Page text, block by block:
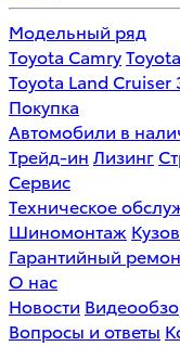
Модельный ряд
Toyota Camry
Toyota Land Cruiser
Покупка
Автомобили в
Трейд-ин Лизинг
Сервис
Техническое
Шиномонтаж
Гарантийный
О нас
Новости
Вопросы и ответы